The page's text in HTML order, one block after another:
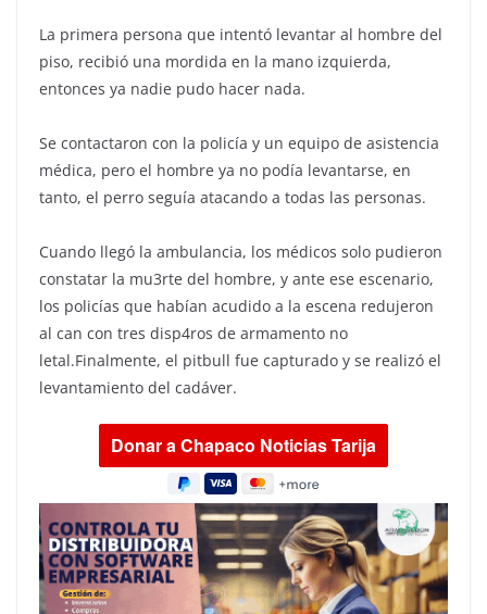
La primera persona que intentó levantar al hombre del
piso, recibió una mordida en la mano izquierda,
entonces ya nadie pudo hacer nada.
Se contactaron con la policía y un equipo de asistencia
médica, pero el hombre ya no podía levantarse, en
tanto, el perro seguía atacando a todas las personas.
Cuando llegó la ambulancia, los médicos solo pudieron
constatar la mu3rte del hombre, y ante ese escenario,
los policías que habían acudido a la escena redujeron
al can con tres disp4ros de armamento no
letal.Finalmente, el pitbull fue capturado y se realizó el
levantamiento del cadáver.